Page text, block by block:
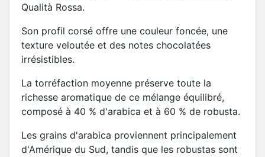
Qualità Rossa.
Son profil corsé offre une couleur foncée, une
texture veloutée et des notes chocolatées
irrésistibles.
La torréfaction moyenne préserve toute la
richesse aromatique de ce mélange équilibré,
composé à 40 % d'arabica et à 60 % de robusta.
Les grains d'arabica proviennent principalement
d'Amérique du Sud, tandis que les robustas sont